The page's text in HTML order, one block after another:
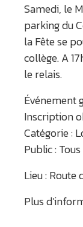
Samedi, le
parking du
la Fête se
collège. A
le relais.
Événement
Inscription
Catégorie :
Public :
Lieu :
Plus